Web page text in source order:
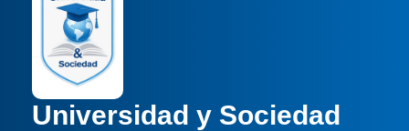
Universidad y Sociedad